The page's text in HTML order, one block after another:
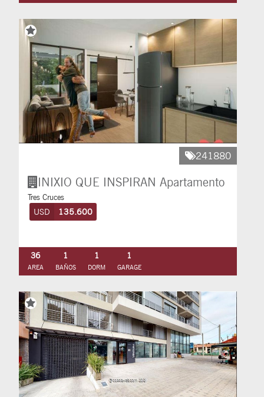
241880
INIXIO QUE INSPIRAN Apartamento
Tres Cruces
USD 135.600
36
AREA
1
BAÑOS
1
DORM
1
GARAGE